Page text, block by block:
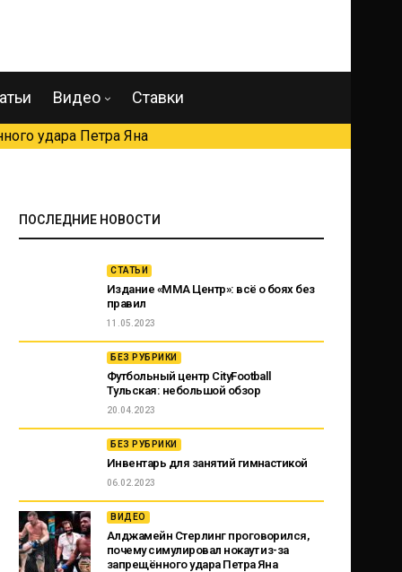
Видео Ставки
удара Петра Яна
ПОСЛЕДНИЕ НОВОСТИ
СТАТЬИ
Издание «ММА Центр»: всё о боях без
правил
11.05.2023
БЕЗ РУБРИКИ
Футбольный центр CityFootball
Тульская: небольшой обзор
20.04.2023
БЕЗ РУБРИКИ
Инвентарь для занятий гимнастикой
06.02.2023
ВИДЕО
Алджамейн Стерлинг проговорился,
почему симулировал нокаут из-за
запрещённого удара Петра Яна